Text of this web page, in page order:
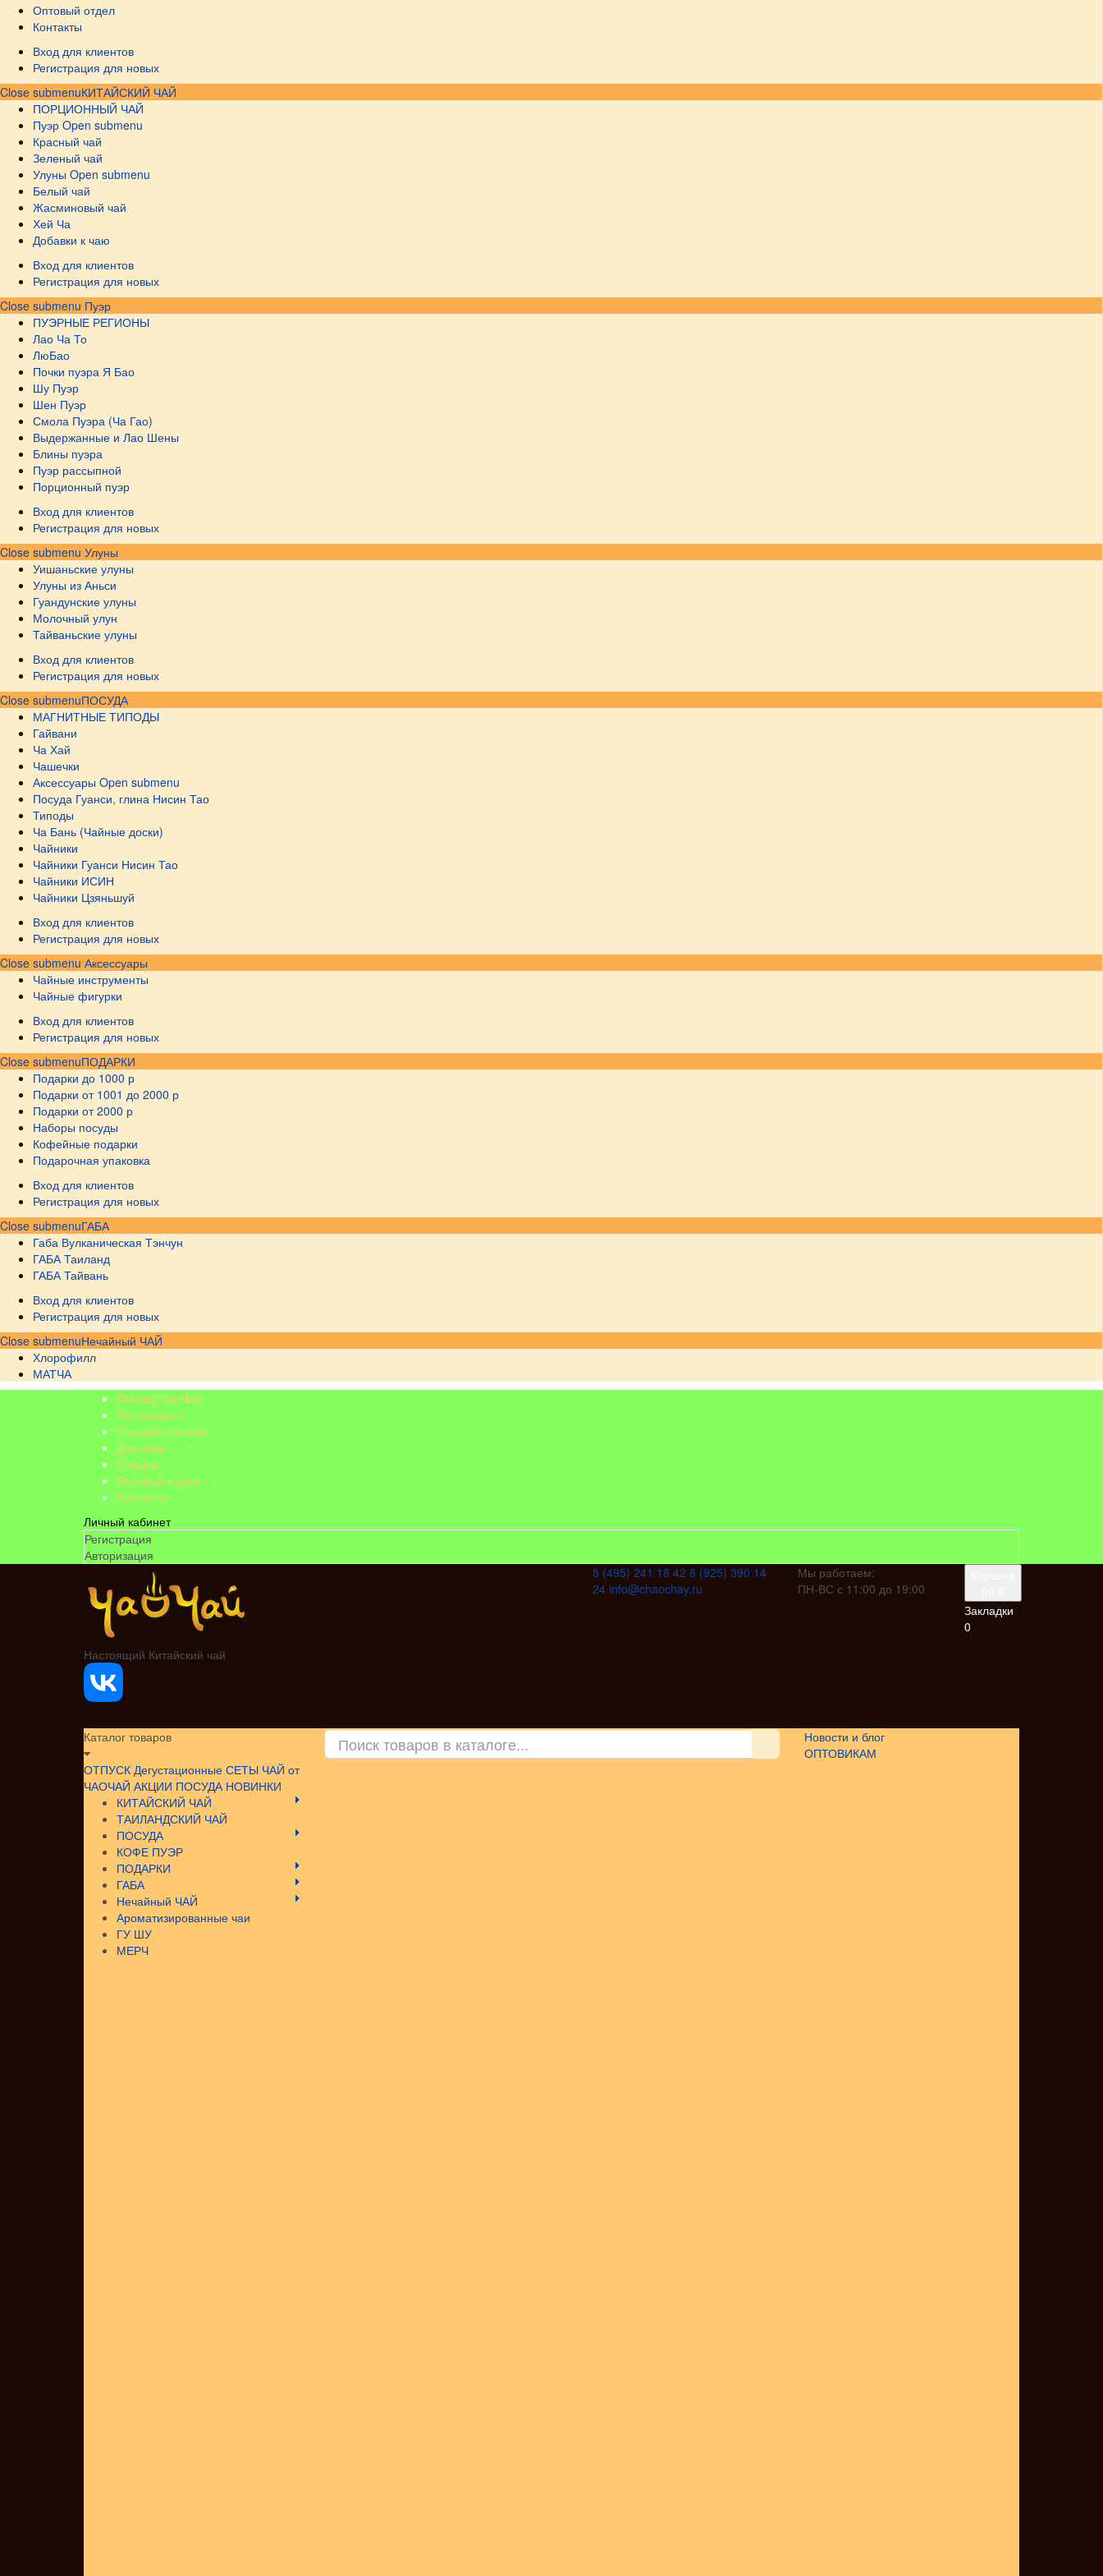
Оптовый отдел
Контакты
Вход для клиентов
Регистрация для новых
Close submenuКИТАЙСКИЙ ЧАЙ
ПОРЦИОННЫЙ ЧАЙ
Пуэр Open submenu
Красный чай
Зеленый чай
Улуны Open submenu
Белый чай
Жасминовый чай
Хей Ча
Добавки к чаю
Вход для клиентов
Регистрация для новых
Close submenu Пуэр
ПУЭРНЫЕ РЕГИОНЫ
Лао Ча То
ЛюБао
Почки пуэра Я Бао
Шу Пуэр
Шен Пуэр
Смола Пуэра (Ча Гао)
Выдержанные и Лао Шены
Блины пуэра
Пуэр рассыпной
Порционный пуэр
Вход для клиентов
Регистрация для новых
Close submenu Улуны
Уишаньские улуны
Улуны из Аньси
Гуандунские улуны
Молочный улун
Тайваньские улуны
Вход для клиентов
Регистрация для новых
Close submenuПОСУДА
МАГНИТНЫЕ ТИПОДЫ
Гайвани
Ча Хай
Чашечки
Аксессуары Open submenu
Посуда Гуанси, глина Нисин Тао
Типоды
Ча Бань (Чайные доски)
Чайники
Чайники Гуанси Нисин Тао
Чайники ИСИН
Чайники Цзяньшуй
Вход для клиентов
Регистрация для новых
Close submenu Аксессуары
Чайные инструменты
Чайные фигурки
Вход для клиентов
Регистрация для новых
Close submenuПОДАРКИ
Подарки до 1000 р
Подарки от 1001 до 2000 р
Подарки от 2000 р
Наборы посуды
Кофейные подарки
Подарочная упаковка
Вход для клиентов
Регистрация для новых
Close submenuГАБА
Габа Вулканическая Тэнчун
ГАБА Таиланд
ГАБА Тайвань
Вход для клиентов
Регистрация для новых
Close submenuНечайный ЧАЙ
Хлорофилл
МАТЧА
Почему ЧаоЧай
Как заказать
Способы оплаты
Доставка
Отзывы
Оптовый отдел
Контакты
Личный кабинет
Регистрация
Авторизация
Настоящий Китайский чай
8 (495) 241 18 42 8 (925) 390 14
24 info@chaochay.ru
Мы работаем:
ПН-ВС с 11:00 до 19:00
Закладки
0
Каталог товаров
ОТПУСК Дегустационные СЕТЫ ЧАЙ от
ЧАОЧАЙ АКЦИИ ПОСУДА НОВИНКИ
КИТАЙСКИЙ ЧАЙ
ТАИЛАНДСКИЙ ЧАЙ
ПОСУДА
КОФЕ ПУЭР
ПОДАРКИ
ГАБА
Нечайный ЧАЙ
Ароматизированные чаи
ГУ ШУ
МЕРЧ
Новости и блог
ОПТОВИКАМ